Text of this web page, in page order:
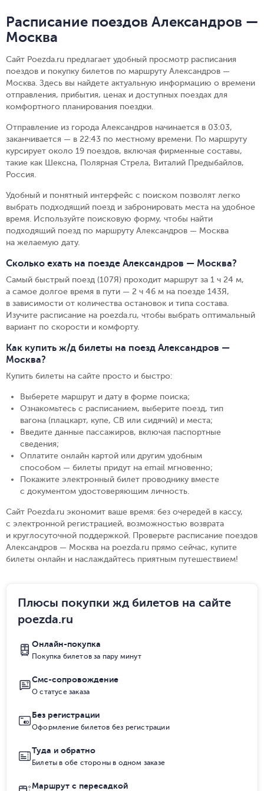
Расписание поездов Александров —
Москва
Сайт Poezda.ru предлагает удобный просмотр расписания
поездов и покупку билетов по маршруту Александров —
Москва. Здесь вы найдете актуальную информацию о времени
отправления, прибытия, ценах и доступных поездах для
комфортного планирования поездки.
Отправление из города Александров начинается в 03:03,
заканчивается — в 22:43 по местному времени. По маршруту
курсирует около 19 поездов, включая фирменные составы,
такие как Шексна, Полярная Стрела, Виталий Предыбайлов,
Россия.
Удобный и понятный интерфейс с поиском позволят легко
выбрать подходящий поезд и забронировать места на удобное
время. Используйте поисковую форму, чтобы найти
подходящий поезд по маршруту Александров — Москва
на желаемую дату.
Сколько ехать на поезде Александров — Москва?
Самый быстрый поезд (107Я) проходит маршрут за 1 ч 24 м,
а самое долгое время в пути — 2 ч 46 м на поезде 143Я,
в зависимости от количества остановок и типа состава.
Изучите расписание на poezda.ru, чтобы выбрать оптимальный
вариант по скорости и комфорту.
Как купить ж/д билеты на поезд Александров —
Москва?
Купить билеты на сайте просто и быстро:
Выберете маршрут и дату в форме поиска;
Ознакомьтесь с расписанием, выберите поезд, тип
вагона (плацкарт, купе, СВ или сидячий) и места;
Введите данные пассажиров, включая паспортные
сведения;
Оплатите онлайн картой или другим удобным
способом — билеты придут на email мгновенно;
Покажите электронный билет проводнику вместе
с документом удостоверяющим личность.
Сайт Poezda.ru экономит ваше время: без очередей в кассу,
с электронной регистрацией, возможностью возврата
и круглосуточной поддержкой. Проверьте расписание поездов
Александров — Москва на poezda.ru прямо сейчас, купите
билеты онлайн и наслаждайтесь приятным путешествием!
Плюсы покупки жд билетов на сайте
poezda.ru
Онлайн-покупка
Покупка билетов за пару минут
Смс-сопровождение
О статусе заказа
Без регистрации
Оформление билетов без регистрации
Туда и обратно
Билеты в обе стороны в одном заказе
Маршрут с пересадкой